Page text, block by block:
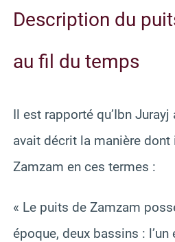
Description du
au fil du temps
Il est rapporté qu’Ibn Jurayj
avait décrit la manière dont
Zamzam en ces termes :
« Le puits de Zamzam
époque, deux bassins :